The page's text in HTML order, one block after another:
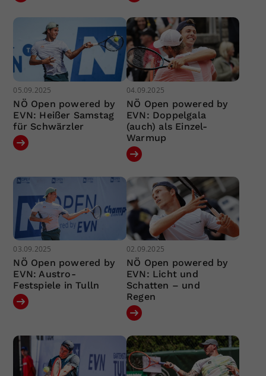
05.09.2025
NÖ Open powered by
EVN: Heißer Samstag
für Schwärzler
04.09.2025
NÖ Open powered by
EVN: Doppelgala
(auch) als Einzel-
Warmup
03.09.2025
NÖ Open powered by
EVN: Austro-
Festspiele in Tulln
02.09.2025
NÖ Open powered by
EVN: Licht und
Schatten – und
Regen